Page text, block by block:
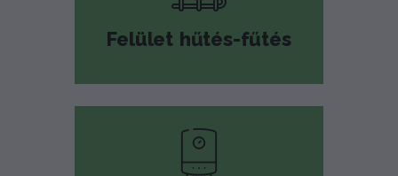
Felület hűtés-fűtés